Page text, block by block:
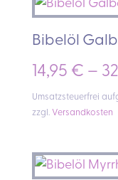
Bibelöl
14,95 € –
Umsatzsteuerfrei
zzgl. Versandkosten